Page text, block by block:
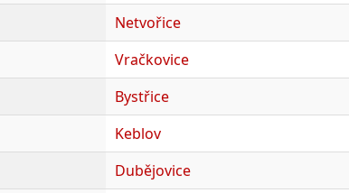
Netvořice
Vračkovice
Bystřice
Keblov
Dubějovice